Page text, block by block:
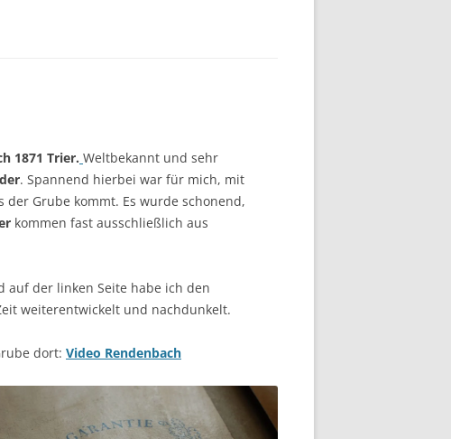
1871 Trier. Weltbekannt und sehr
. Spannend hierbei war für mich, mit
Grube kommt. Es wurde schonend,
kommen fast ausschließlich aus
auf der linken Seite habe ich den
weiterentwickelt und nachdunkelt.
dort: Video Rendenbach